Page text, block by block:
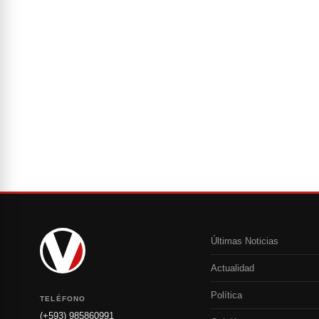
TELÉFONO
(+593) 985860991
Últimas Noticias
Actualidad
Política